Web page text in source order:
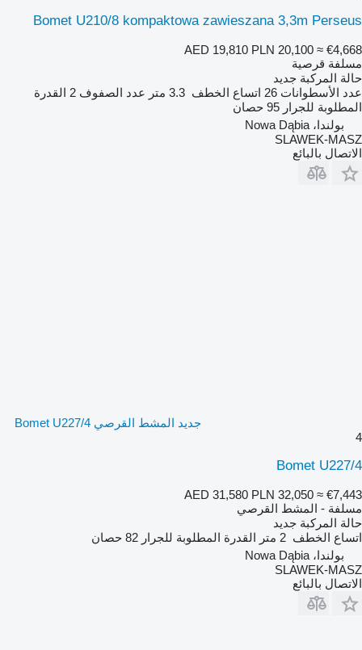
Bomet U210/8 kompaktowa zawieszana 3,3m Perseus
AED 19,810 PLN 20,100 ≈ €4,668
مسلفة قرصية
حالة المركبة جديد
عدد الأسطوانات 26 اتساع الخطف 3.3 متر عدد الصفوف 2 القدرة
المطلوبة للجرار 95 حصان
بولندا، Nowa Dąbia
SLAWEK-MASZ
الاتصال بالبائع
جديد المشط القرصي Bomet U227/4
4
Bomet U227/4
AED 31,580 PLN 32,050 ≈ €7,443
مسلفة - المشط القرصي
حالة المركبة جديد
اتساع الخطف 2 متر القدرة المطلوبة للجرار 82 حصان
بولندا، Nowa Dąbia
SLAWEK-MASZ
الاتصال بالبائع